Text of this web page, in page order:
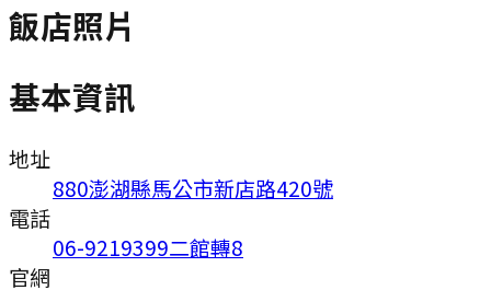
飯店照片
基本資訊
地址
880澎湖縣馬公市新店路420號
電話
06-9219399二館轉8
官網